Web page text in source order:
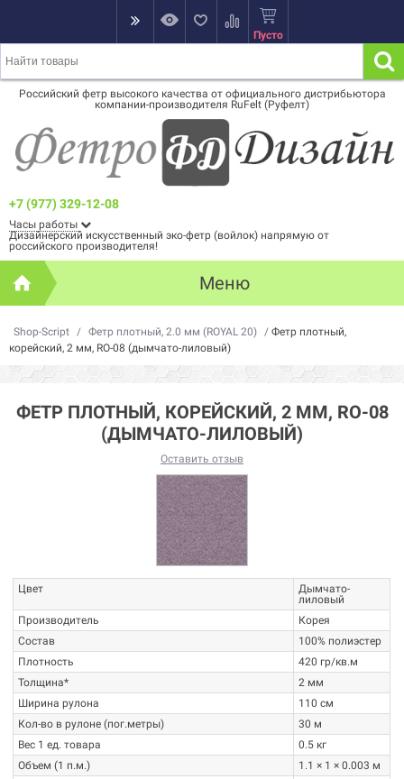
Пусто
Российский фетр высокого качества от официального дистрибьютора
компании-производителя RuFelt (Руфелт)
+7 (977) 329-12-08
Часы работы
Дизайнерский искусственный эко-фетр (войлок) напрямую от
российского производителя!
Меню
Shop-Script / Фетр плотный, 2.0 мм (ROYAL 20) / Фетр плотный,
корейский, 2 мм, RO-08 (дымчато-лиловый)
ФЕТР ПЛОТНЫЙ, КОРЕЙСКИЙ, 2 ММ, RO-08
(ДЫМЧАТО-ЛИЛОВЫЙ)
Оставить отзыв
Цвет
Дымчато-
лиловый
Производитель
Корея
Состав
100% полиэстер
Плотность
420 гр/кв.м
Толщина*
2 мм
Ширина рулона
110 см
Кол-во в рулоне (пог.метры)
30 м
Вес 1 ед. товара
0.5 кг
Объем (1 п.м.)
1.1 × 1 × 0.003 м